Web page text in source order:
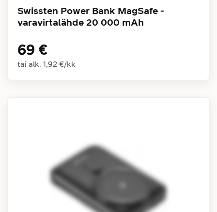
Swissten Power Bank MagSafe -
varavirtalähde 20 000 mAh
69 €
tai alk. 1,92 €/kk